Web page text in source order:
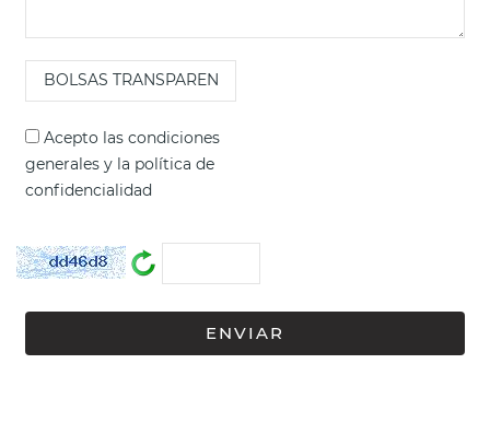
Acepto las condiciones
generales y la política de
confidencialidad